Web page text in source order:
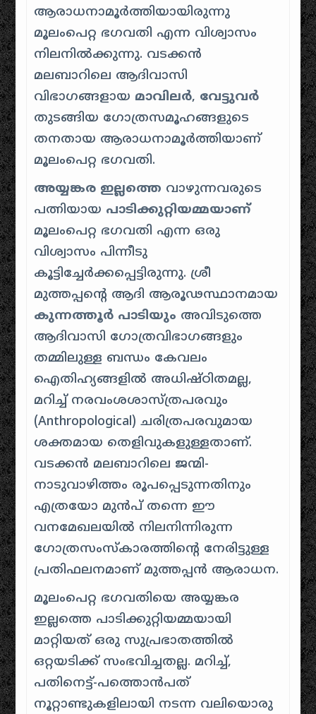
ആരാധനാമൂർത്തിയായിരുന്നു
മൂലംപെറ്റ ഭഗവതി എന്ന വിശ്വാസം
നിലനിൽക്കുന്നു. വടക്കൻ
മലബാറിലെ ആദിവാസി
വിഭാഗങ്ങളായ മാവിലർ, വേട്ടുവർ
തുടങ്ങിയ ഗോത്രസമൂഹങ്ങളുടെ
തനതായ ആരാധനാമൂർത്തിയാണ്
മൂലംപെറ്റ ഭഗവതി.
അയ്യങ്കര ഇല്ലത്തെ വാഴുന്നവരുടെ
പത്നിയായ പാടിക്കുറ്റിയമ്മയാണ്
മൂലംപെറ്റ ഭഗവതി എന്ന ഒരു
വിശ്വാസം പിന്നീടു
കൂട്ടിച്ചേർക്കപ്പെട്ടിരുന്നു. ശ്രീ
മുത്തപ്പന്റെ ആദി ആരൂഢസ്ഥാനമായ
കുന്നത്തൂർ പാടിയും അവിടുത്തെ
ആദിവാസി ഗോത്രവിഭാഗങ്ങളും
തമ്മിലുള്ള ബന്ധം കേവലം
ഐതിഹ്യങ്ങളിൽ അധിഷ്ഠിതമല്ല,
മറിച്ച് നരവംശശാസ്ത്രപരവും
(Anthropological) ചരിത്രപരവുമായ
ശക്തമായ തെളിവുകളുള്ളതാണ്.
വടക്കൻ മലബാറിലെ ജന്മി-
നാടുവാഴിത്തം രൂപപ്പെടുന്നതിനും
എത്രയോ മുൻപ് തന്നെ ഈ
വനമേഖലയിൽ നിലനിന്നിരുന്ന
ഗോത്രസംസ്കാരത്തിന്റെ നേരിട്ടുള്ള
പ്രതിഫലനമാണ് മുത്തപ്പൻ ആരാധന.
മൂലംപെറ്റ ഭഗവതിയെ അയ്യങ്കര
ഇല്ലത്തെ പാടിക്കുറ്റിയമ്മയായി
മാറ്റിയത് ഒരു സുപ്രഭാതത്തിൽ
ഒറ്റയടിക്ക് സംഭവിച്ചതല്ല. മറിച്ച്,
പതിനെട്ട്-പത്തൊൻപത്
നൂറ്റാണ്ടുകളിലായി നടന്ന വലിയൊരു